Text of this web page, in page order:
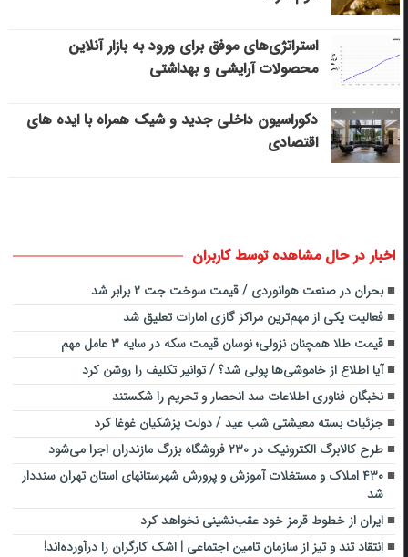
استراتژی‌های موفق برای ورود به بازار آنلاین
محصولات آرایشی و بهداشتی
دکوراسیون داخلی جدید و شیک همراه با ایده های
اقتصادی
اخبار در حال مشاهده توسط کاربران
بحران در صنعت هوانوردی / قیمت سوخت جت ۲ برابر شد
فعالیت یکی از مهم‌ترین مراکز گازی امارات تعلیق شد
قیمت طلا همچنان نزولی؛ نوسان قیمت سکه در سایه ۳ عامل مهم
آیا اطلاع از خاموشی‌ها پولی شد؟ / توانیر تکلیف را روشن کرد
نخبگان فناوری اطلاعات سد انحصار و تحریم را شکستند
جزئیات بسته معیشتی شب عید / دولت پزشکیان غوغا کرد
طرح کالابرگ الکترونیک در ۲۳۰ فروشگاه بزرگ مازندران اجرا می‌شود
۴۳۰ املاک و مستغلات آموزش و پرورش شهرستانهای استان تهران سنددار
شد
ایران از خطوط قرمز خود عقب‌نشینی نخواهد کرد
انتقاد تند و تیز از سازمان تامین اجتماعی | اشک کارگران را درآورده‌اند!